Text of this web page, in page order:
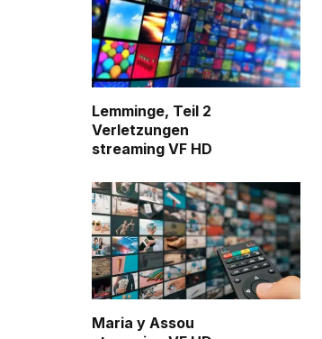
Lemminge, Teil 2
Verletzungen
streaming VF HD
Maria y Assou